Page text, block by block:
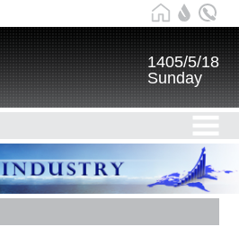
1405/5/18
Sunday